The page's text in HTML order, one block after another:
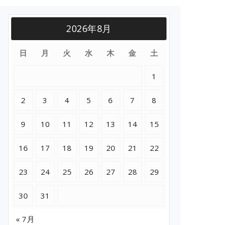
2026年8月
日 月 火 水 木 金 土
1
2 3 4 5 6 7 8
9 10 11 12 13 14 15
16 17 18 19 20 21 22
23 24 25 26 27 28 29
30 31
« 7月